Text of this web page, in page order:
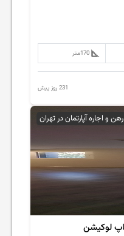
170متر
231 روز پیش
رهن و اجاره آپارتمان در تهران